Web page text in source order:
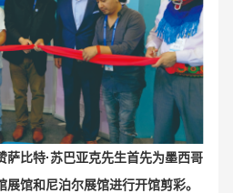
萨比特·苏巴亚克先生首先为墨西哥
馆和尼泊尔展馆进行开馆剪彩。